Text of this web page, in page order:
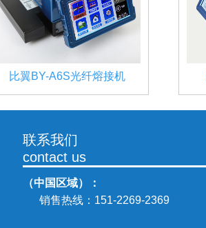
比翼BY-A6S光纤熔接机
联系我们
contact us
（中国区域）：
销售热线： 151-2269-2369